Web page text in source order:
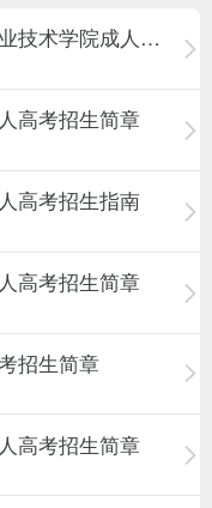
2025年广州涉外经济职业技术学院成人高...
高考招生简章
高考招生指南
高考招生简章
招生简章
高考招生简章